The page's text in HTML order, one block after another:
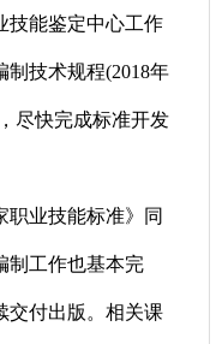
技能鉴定中心工作
技术规程(2018年
尽快完成标准开发
业技能标准》同
制工作也基本完
交付出版。相关课